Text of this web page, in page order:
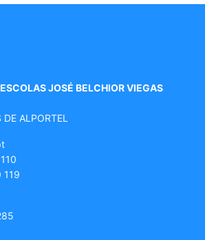
JOSÉ BELCHIOR VIEGAS
ALPORTEL
119